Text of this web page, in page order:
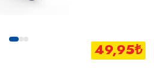
49,95₺